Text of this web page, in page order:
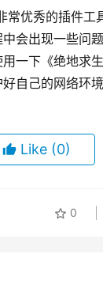
优秀的插件
会出现一些问
一下《绝地
自己的网络环
Like (0)
0